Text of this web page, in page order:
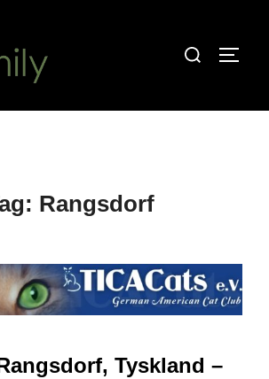
Søg
Rangsdorf
Tyskland –